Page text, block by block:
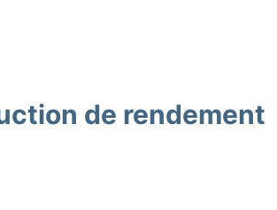
de rendement